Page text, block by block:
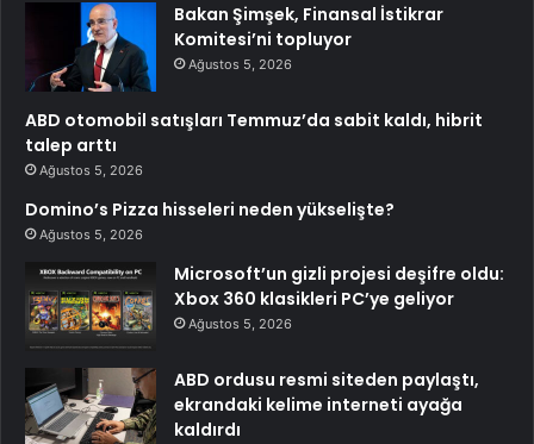
Bakan Şimşek, Finansal İstikrar
Komitesi’ni topluyor
Ağustos 5, 2026
ABD otomobil satışları Temmuz’da sabit kaldı, hibrit
talep arttı
Ağustos 5, 2026
Domino’s Pizza hisseleri neden yükselişte?
Ağustos 5, 2026
Microsoft’un gizli projesi deşifre oldu:
Xbox 360 klasikleri PC’ye geliyor
Ağustos 5, 2026
ABD ordusu resmi siteden paylaştı,
ekrandaki kelime interneti ayağa
kaldırdı